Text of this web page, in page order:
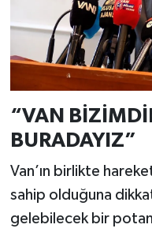
“VAN
BURADAYIZ”
Van’ın birlikte
sahip olduğuna
gelebilecek bir